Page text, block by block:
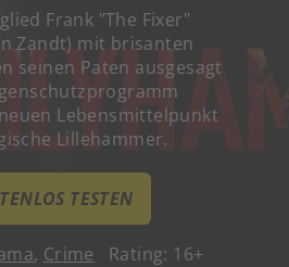
Frank "The Fixer"
Zandt) mit brisanten
seinen Paten ausgesagt
Lebensmittelpunkt
Lillehammer.
TESTEN
, Crime Rating: 16+